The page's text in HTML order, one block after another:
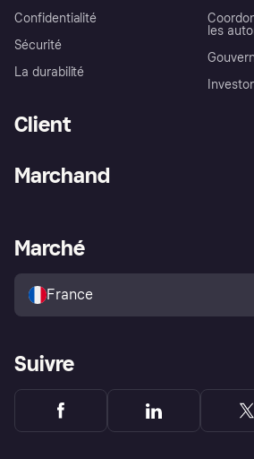
Confidentialité
Sécurité
La durabilité
les
Client
Explorez les magasins
Politique de protection de
l’acheteur Klarna
Marchand
Portail Marchand
Marché
France
Suivre